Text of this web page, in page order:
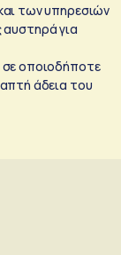
των υπηρεσιών
αυστηρά για
οποιοδήποτε
άδεια του